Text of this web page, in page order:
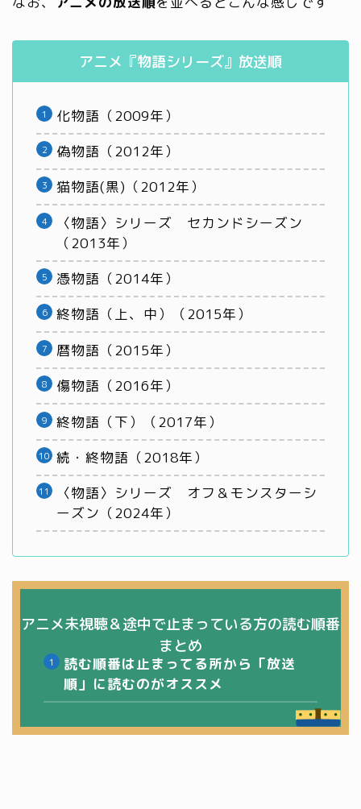
アニメ『物語シリーズ』放送順
化物語（2009年）
偽物語（2012年）
猫物語(黒)（2012年）
〈物語〉シリーズ セカンドシーズン
（2013年）
憑物語（2014年）
終物語（上、中）（2015年）
暦物語（2015年）
傷物語（2016年）
終物語（下）（2017年）
続・終物語（2018年）
〈物語〉シリーズ オフ＆モンスターシ
ーズン（2024年）
アニメ未視聴＆途中で止まっている方の読む順番
まとめ
読む順番は止まってる所から「放送
順」に読むのがオススメ